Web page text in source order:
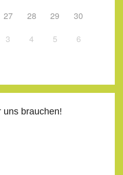
27 28 29
30
3 4 5 6
uns brauchen!